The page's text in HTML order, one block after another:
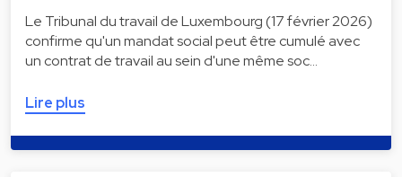
Le Tribunal du travail de Luxembourg (17 février 2026)
confirme qu'un mandat social peut être cumulé avec
un contrat de travail au sein d'une même soc…
Lire plus